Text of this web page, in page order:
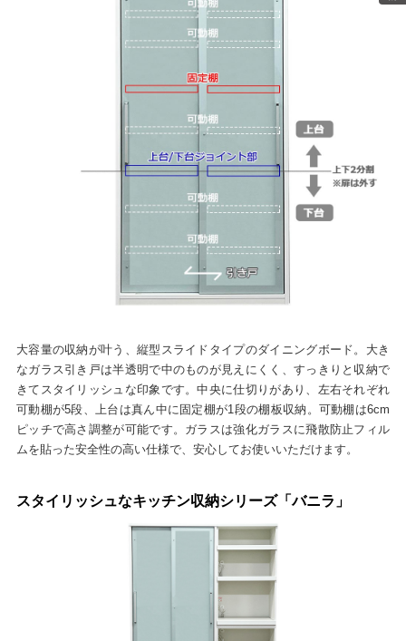
大容量の収納が叶う、縦型スライドタイプのダイニングボード。大き
なガラス引き戸は半透明で中のものが見えにくく、すっきりと収納で
きてスタイリッシュな印象です。中央に仕切りがあり、左右それぞれ
可動棚が5段、上台は真ん中に固定棚が1段の棚板収納。可動棚は6cm
ピッチで高さ調整が可能です。ガラスは強化ガラスに飛散防止フィル
ムを貼った安全性の高い仕様で、安心してお使いいただけます。
スタイリッシュなキッチン収納シリーズ「バニラ」